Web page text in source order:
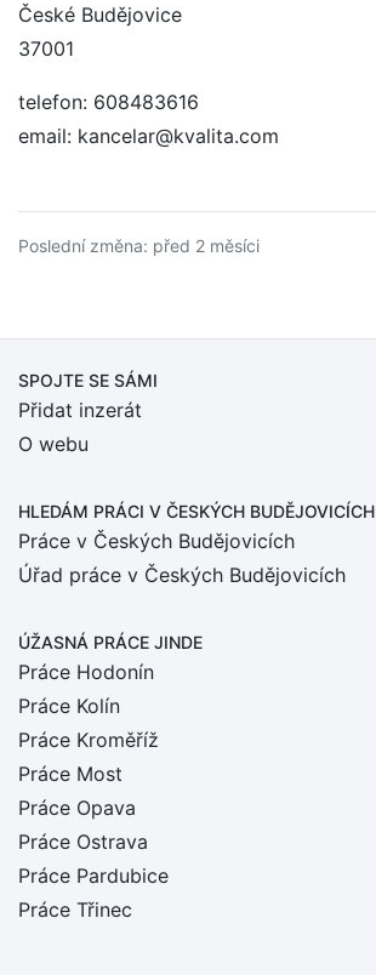
České Budějovice
37001
telefon: 608483616
email: kancelar@kvalita.com
Poslední změna: před 2 měsíci
SPOJTE SE SÁMI
Přidat inzerát
O webu
HLEDÁM PRÁCI V ČESKÝCH BUDĚJOVICÍCH
Práce v Českých Budějovicích
Úřad práce v Českých Budějovicích
ÚŽASNÁ PRÁCE JINDE
Práce Hodonín
Práce Kolín
Práce Kroměříž
Práce Most
Práce Opava
Práce Ostrava
Práce Pardubice
Práce Třinec